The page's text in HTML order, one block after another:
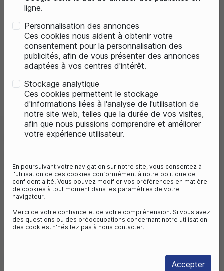
ligne.
Personnalisation des annonces
Ces cookies nous aident à obtenir votre
consentement pour la personnalisation des
publicités, afin de vous présenter des annonces
adaptées à vos centres d'intérêt.
Stockage analytique
Ces cookies permettent le stockage
d'informations liées à l'analyse de l'utilisation de
notre site web, telles que la durée de vos visites,
afin que nous puissions comprendre et améliorer
votre expérience utilisateur.
En poursuivant votre navigation sur notre site, vous consentez à
l'utilisation de ces cookies conformément à notre politique de
confidentialité. Vous pouvez modifier vos préférences en matière
de cookies à tout moment dans les paramètres de votre
navigateur.
Merci de votre confiance et de votre compréhension. Si vous avez
des questions ou des préoccupations concernant notre utilisation
des cookies, n'hésitez pas à nous contacter.
Accepter
Previous
FOX COUDIÈRES ENDURO PRO
Référence :28435-001-L
85,00 € - 50%
42,50 €
Vous économisez 42€
SÉLECTIONNEZ VOTRE TAILLE FR :